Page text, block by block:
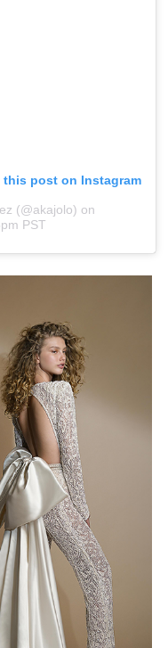
this post on Instagram
(@akajolo) on
PST